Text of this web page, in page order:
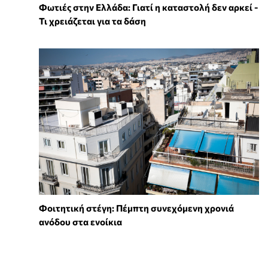
Φωτιές στην Ελλάδα: Γιατί η καταστολή δεν αρκεί -
Τι χρειάζεται για τα δάση
Φοιτητική στέγη: Πέμπτη συνεχόμενη χρονιά
ανόδου στα ενοίκια